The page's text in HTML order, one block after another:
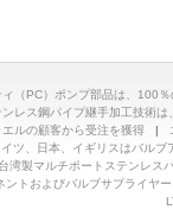
（PC）ポンプ部品は、100
レス鋼パイプ継手加工技術
ルの顧客から受注を獲得 |
イツ、日本、イギリスはバル
台湾製マルチポートステンレス
トおよびバルブサプライヤ